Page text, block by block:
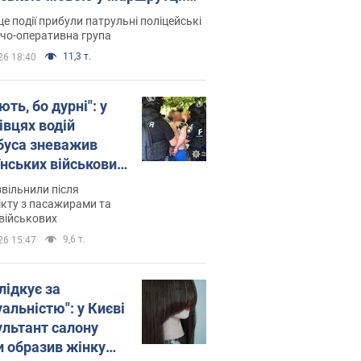
склала адмінпротокол.
події прибули патрульні поліцейські
оперативна група
18:40 11,3 т.
бо дурні": у
водій
зневажив
військових
Відео
після
з пасажирами та
15:47 9,6 т.
за
у Києві
салону
образив жінку